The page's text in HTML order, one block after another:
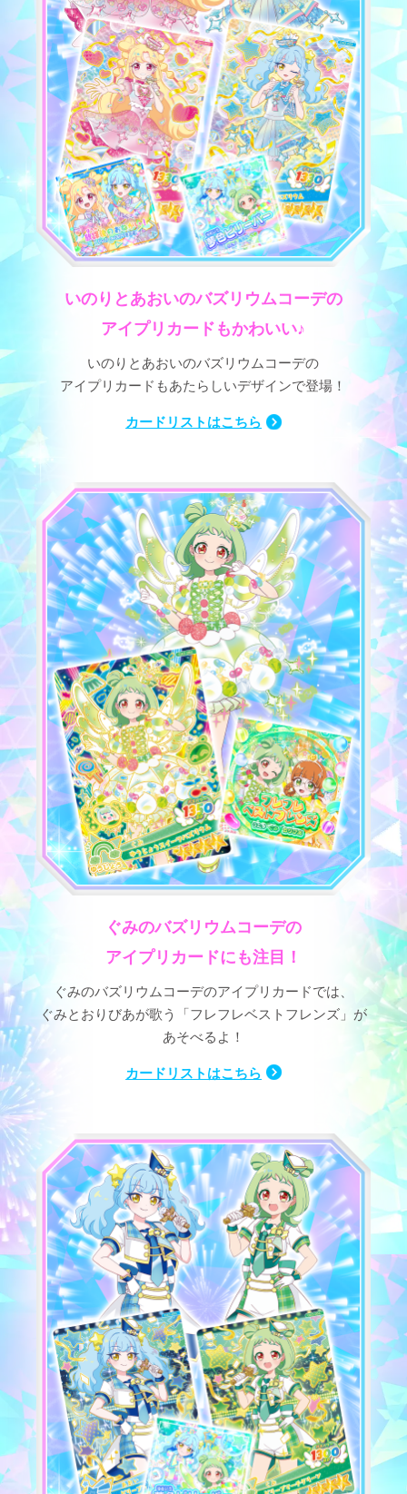
いのりとあおいのバズリウムコーデの
アイプリカードもかわいい♪
いのりとあおいのバズリウムコーデの
アイプリカードもあたらしいデザインで登場！
カードリストはこちら
ぐみのバズリウムコーデの
アイプリカードにも注目！
ぐみのバズリウムコーデのアイプリカードでは、
ぐみとおりびあが歌う「フレフレベストフレンズ」が
あそべるよ！
カードリストはこちら